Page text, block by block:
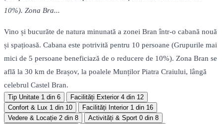
10%). Zona Bra...
Vino și bucurăte de natura minunată a zonei Bran într-o cabană nouă
și spațioasă. Cabana este potrivită pentru 10 persoane (Grupurile mai
mici de 5 persoane beneficiază de o reducere de 10%). Zona Bran se
află la 30 km de Brașov, la poalele Munților Piatra Craiului, lângă
celebrul Castel Bran.
Tip Unitate 1 din 6 Facilități Exterior 4 din 12
Confort & Lux 1 din 10 Facilități Interior 1 din 16
Vedere & Locație 2 din 8 Activități & Sport 0 din 8